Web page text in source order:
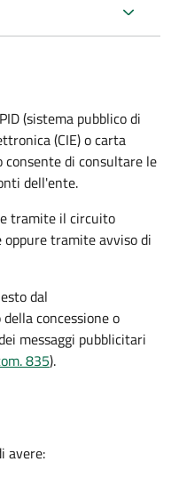
(sistema pubblico di
(CIE) o carta
consente di consultare le
dell'ente.
tramite il circuito
oppure tramite avviso di
dal
concessione o
messaggi pubblicitari
835).
avere: